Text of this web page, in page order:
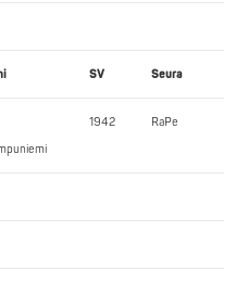
SV Seura
1942 RaPe